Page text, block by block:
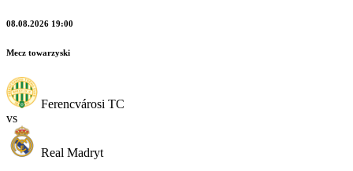
08.08.2026 19:00
Mecz towarzyski
Ferencvárosi TC
vs
Real Madryt